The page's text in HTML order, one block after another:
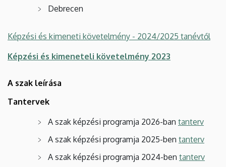
Debrecen
Képzési és kimeneti követelmény - 2024/2025 tanévtől
Képzési és kimeneteli követelmény 2023
A szak leírása
Tantervek
A szak képzési programja 2026-ban tanterv
A szak képzési programja 2025-ben tanterv
A szak képzési programja 2024-ben tanterv